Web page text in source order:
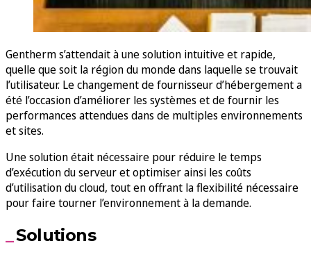
Gentherm s’attendait à une solution intuitive et rapide,
quelle que soit la région du monde dans laquelle se trouvait
l’utilisateur. Le changement de fournisseur d’hébergement a
été l’occasion d’améliorer les systèmes et de fournir les
performances attendues dans de multiples environnements
et sites.
Une solution était nécessaire pour réduire le temps
d’exécution du serveur et optimiser ainsi les coûts
d’utilisation du cloud, tout en offrant la flexibilité nécessaire
pour faire tourner l’environnement à la demande.
Solutions